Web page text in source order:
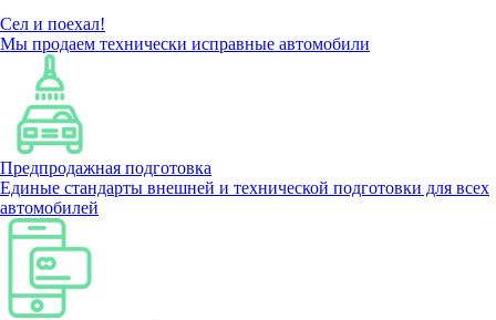
Сел и поехал!
Мы продаем технически исправные автомобили
Предпродажная подготовка
Единые стандарты внешней и технической подготовки для всех
автомобилей